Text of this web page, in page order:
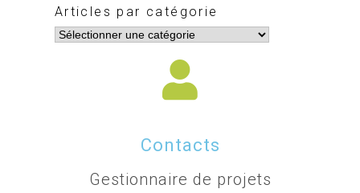
Articles par catégorie
Contacts
Gestionnaire de projets